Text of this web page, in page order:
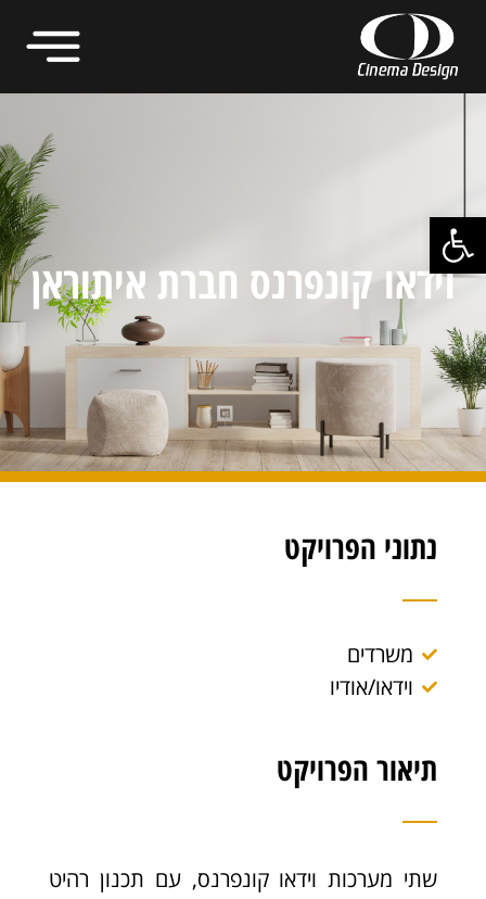
פתח סרגל נגישות
וידאו קונפרנס חברת איתוראן
נתוני הפרויקט
משרדים
וידאו/אודיו
תיאור הפרויקט
שתי מערכות וידאו קונפרנס, עם תכנון רהיט